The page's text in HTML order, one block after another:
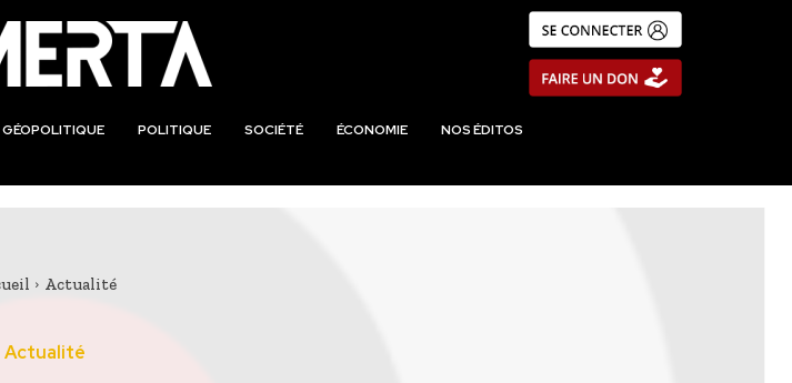
GÉOPOLITIQUE POLITIQUE SOCIÉTÉ ÉCONOMIE NOS ÉDITOS
Actualité
Actualité